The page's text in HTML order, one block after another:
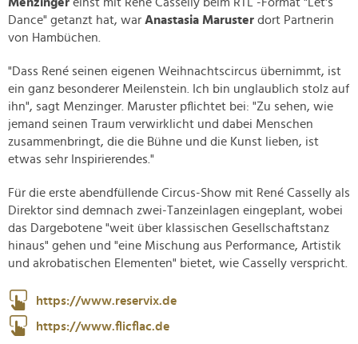
Dance" getanzt hat, war Anastasia Maruster dort Partnerin
von Hambüchen.
"Dass René seinen eigenen Weihnachtscircus übernimmt, ist
ein ganz besonderer Meilenstein. Ich bin unglaublich stolz auf
ihn", sagt Menzinger. Maruster pflichtet bei: "Zu sehen, wie
jemand seinen Traum verwirklicht und dabei Menschen
zusammenbringt, die die Bühne und die Kunst lieben, ist
etwas sehr Inspirierendes."
Für die erste abendfüllende Circus-Show mit René Casselly als
Direktor sind demnach zwei-Tanzeinlagen eingeplant, wobei
das Dargebotene "weit über klassischen Gesellschaftstanz
hinaus" gehen und "eine Mischung aus Performance, Artistik
und akrobatischen Elementen" bietet, wie Casselly verspricht.
https://www.reservix.de
https://www.flicflac.de